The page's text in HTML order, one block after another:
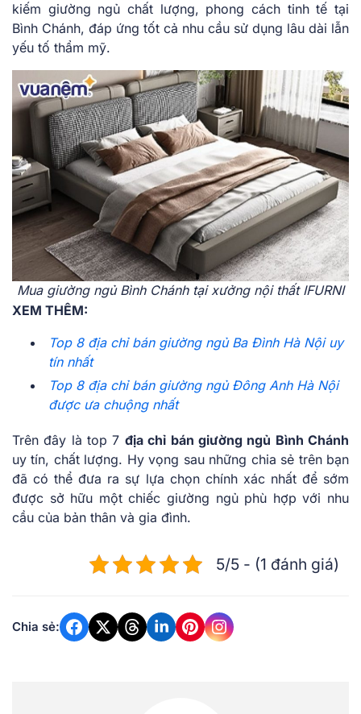
kiếm giường ngủ chất lượng, phong cách tinh tế tại
Bình Chánh, đáp ứng tốt cả nhu cầu sử dụng lâu dài lẫn
yếu tố thẩm mỹ.
Mua giường ngủ Bình Chánh tại xưởng nội thất IFURNI
XEM THÊM:
Top 8 địa chỉ bán giường ngủ Ba Đình Hà Nội uy
tín nhất
Top 8 địa chỉ bán giường ngủ Đông Anh Hà Nội
được ưa chuộng nhất
Trên đây là top 7 địa chỉ bán giường ngủ Bình Chánh
uy tín, chất lượng. Hy vọng sau những chia sẻ trên bạn
đã có thể đưa ra sự lựa chọn chính xác nhất để sớm
được sở hữu một chiếc giường ngủ phù hợp với nhu
cầu của bản thân và gia đình.
5/5 - (1 đánh giá)
Chia sẻ: